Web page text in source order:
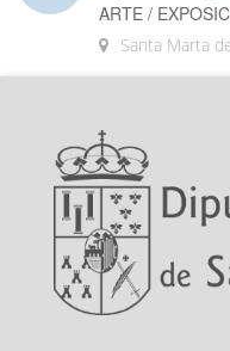
ARTE /
Santa Marta